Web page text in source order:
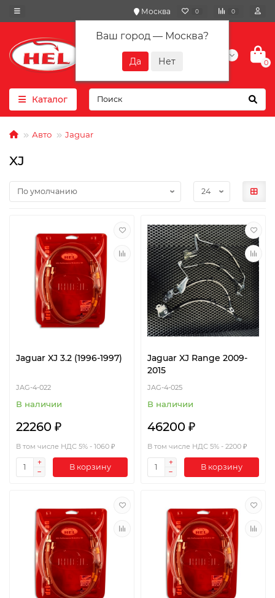
Москва
Ваш город — Москва?
0 0
+7(901) 417-10-01
0
Каталог
Авто Jaguar
XJ
Jaguar XJ 3.2 (1996-1997)
JAG-4-022
В наличии
22260 ₽
В том числе НДС 5% - 1060 ₽
В корзину
Jaguar XJ Range 2009-
2015
JAG-4-025
В наличии
46200 ₽
В том числе НДС 5% - 2200 ₽
В корзину